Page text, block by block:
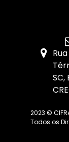
SC,
2023 ©
Todos os